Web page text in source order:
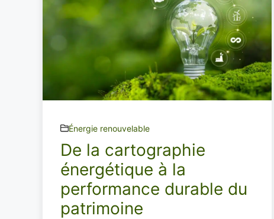
Énergie renouvelable
De la cartographie
énergétique à la
performance durable du
patrimoine